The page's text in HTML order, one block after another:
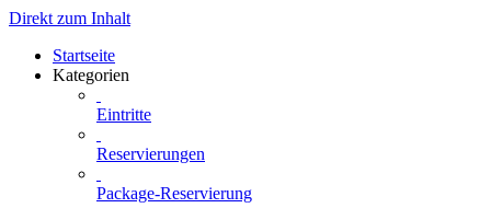
Direkt zum Inhalt
Startseite
Kategorien
Eintritte
Reservierungen
Package-Reservierung